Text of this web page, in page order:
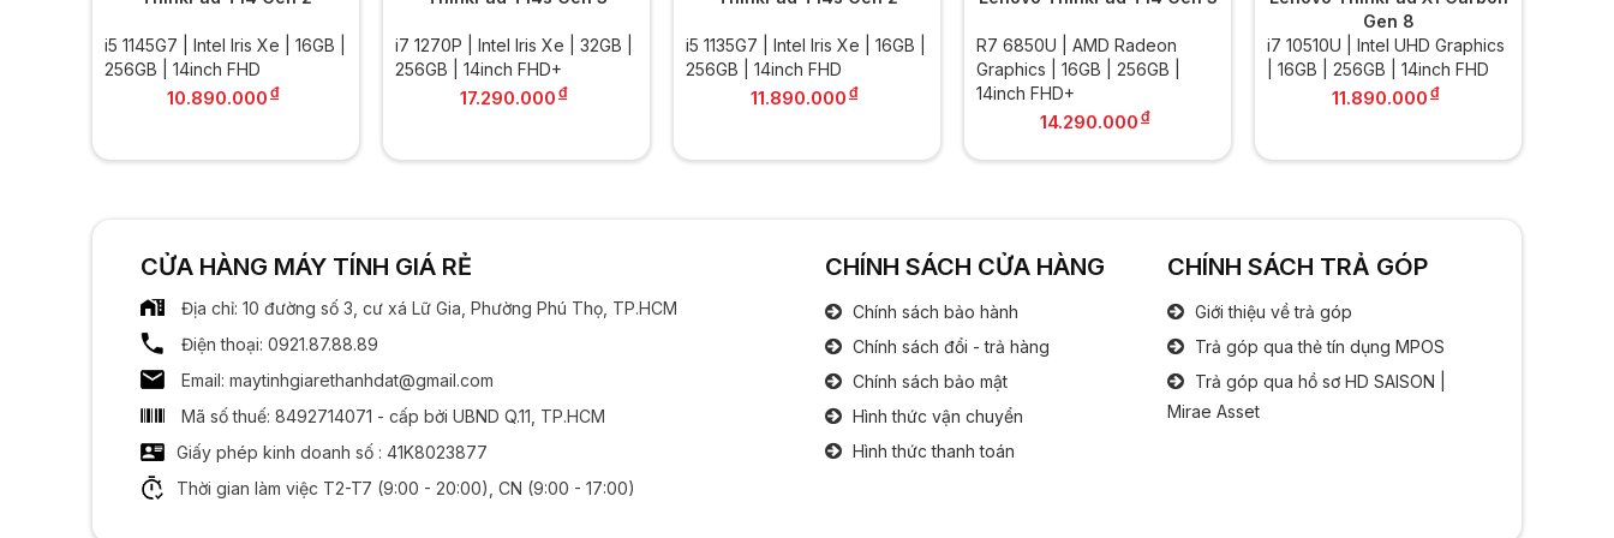
.............................................................................................
Độ phân giải:
FHD (1920 x 1080)
.............................................................................................
.............................................................................................
Chống chói Anti Glare
Âm thanh
Speaker:
i5 1145G7 | Intel Iris Xe | 16GB |
256GB | 14inch FHD
10.890.000 đ
i7 1270P | Intel Iris Xe | 32GB |
256GB | 14inch FHD+
17.290.000 đ
i5 1135G7 | Intel Iris Xe | 16GB |
256GB | 14inch FHD
11.890.000 đ
R7 6850U | AMD Radeon
Graphics | 16GB | 256GB |
14inch FHD+
14.290.000 đ
Gen 8
i7 10510U | Intel UHD Graphics
| 16GB | 256GB | 14inch FHD
11.890.000 đ
CỬA HÀNG MÁY TÍNH GIÁ RẺ
Địa chỉ: 10 đường số 3, cư xá Lữ Gia, Phường Phú Thọ, TP.HCM
Điện thoại: 0921.87.88.89
Email: maytinhgiarethanhdat@gmail.com
Mã số thuế: 8492714071 - cấp bởi UBND Q.11, TP.HCM
Giấy phép kinh doanh số : 41K8023877
Thời gian làm việc T2-T7 (9:00 - 20:00), CN (9:00 - 17:00)
CHÍNH SÁCH CỬA HÀNG
Chính sách bảo hành
Chính sách đổi - trả hàng
Chính sách bảo mật
Hình thức vận chuyển
Hình thức thanh toán
CHÍNH SÁCH TRẢ GÓP
Giới thiệu về trả góp
Trả góp qua thẻ tín dụng MPOS
Trả góp qua hồ sơ HD SAISON |
Mirae Asset